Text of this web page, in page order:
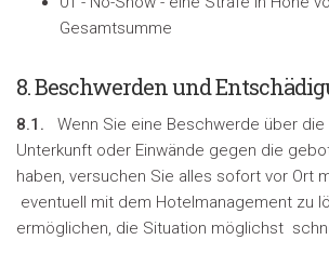
Gesamtsumme
8.Beschwerden und
8.1.
Wenn Sie eine Beschwerde über die
Unterkunft oder Einwände gegen die
haben, versuchen Sie alles sofort vor Ort
eventuell mit dem Hotelmanagement zu
ermöglichen, die Situation möglichst